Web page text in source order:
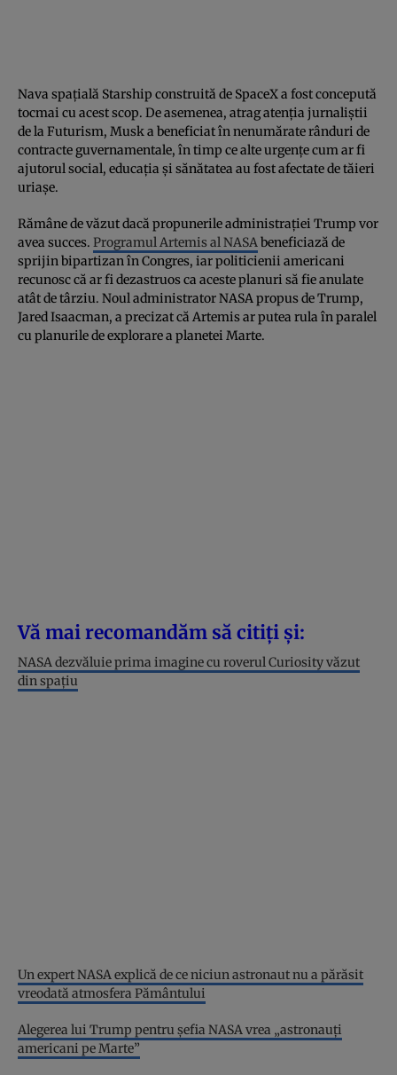
Nava spațială Starship construită de SpaceX a fost concepută
tocmai cu acest scop. De asemenea, atrag atenția jurnaliștii
de la Futurism, Musk a beneficiat în nenumărate rânduri de
contracte guvernamentale, în timp ce alte urgențe cum ar fi
ajutorul social, educația și sănătatea au fost afectate de tăieri
uriașe.
Rămâne de văzut dacă propunerile administrației Trump vor
avea succes. Programul Artemis al NASAbeneficiază de
sprijin bipartizan în Congres, iar politicienii americani
recunosc că ar fi dezastruos ca aceste planuri să fie anulate
atât de târziu. Noul administrator NASA propus de Trump,
Jared Isaacman, a precizat că Artemis ar putea rula în paralel
cu planurile de explorare a planetei Marte.
Vă mai recomandăm să citiți și:
NASA dezvăluie prima imagine cu roverul Curiosity văzut
din spațiu
Un expert NASA explică de ce niciun astronaut nu a părăsit
vreodată atmosfera Pământului
Alegerea lui Trump pentru șefia NASA vrea „astronauți
americani pe Marte”